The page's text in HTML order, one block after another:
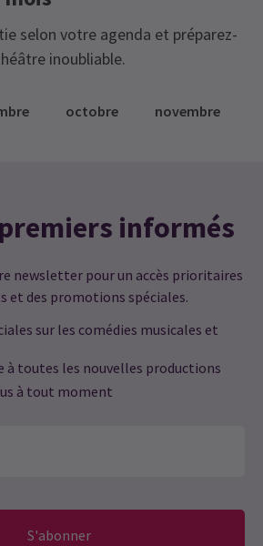
19:30
à un mois pour choisir une
janvier 2027
selon votre agenda et préparez-
inoubliable.
octobre novembre
informés
newsletter pour un accès prioritaires
et des promotions spéciales.
sur les comédies musicales et
à toutes les nouvelles productions
à tout moment
S'abonner